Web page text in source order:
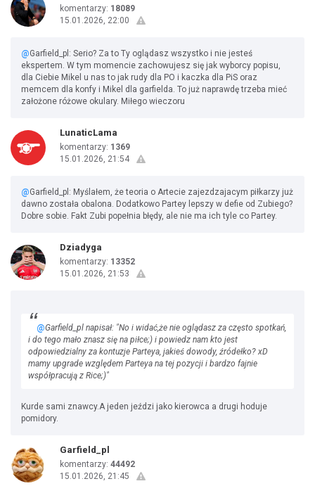
komentarzy: 18089
15.01.2026, 22:00
@Garfield_pl: Serio? Za to Ty oglądasz wszystko i nie jesteś
ekspertem. W tym momencie zachowujesz się jak wyborcy popisu,
dla Ciebie Mikel u nas to jak rudy dla PO i kaczka dla PiS oraz
memcem dla konfy i Mikel dla garfielda. To już naprawdę trzeba mieć
założone różowe okulary. Miłego wieczoru
LunaticLama
komentarzy: 1369
15.01.2026, 21:54
@Garfield_pl: Myślałem, że teoria o Artecie zajezdzajacym piłkarzy już
dawno została obalona. Dodatkowo Partey lepszy w defie od Zubiego?
Dobre sobie. Fakt Zubi popełnia błędy, ale nie ma ich tyle co Partey.
Dziadyga
komentarzy: 13352
15.01.2026, 21:53
@Garfield_pl napisał: "No i widać,że nie oglądasz za często spotkań,
i do tego mało znasz się na piłce;) i powiedz nam kto jest
odpowiedzialny za kontuzje Parteya, jakieś dowody, źródełko? xD
mamy upgrade względem Parteya na tej pozycji i bardzo fajnie
współpracują z Rice;)"
Kurde sami znawcy.A jeden jeździ jako kierowca a drugi hoduje
pomidory.
Garfield_pl
komentarzy: 44492
15.01.2026, 21:45